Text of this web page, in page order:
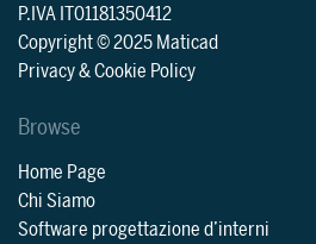
P.IVA IT01181350412
Copyright © 2025 Maticad
Privacy & Cookie Policy
Browse
Home Page
Chi Siamo
Software progettazione d’interni